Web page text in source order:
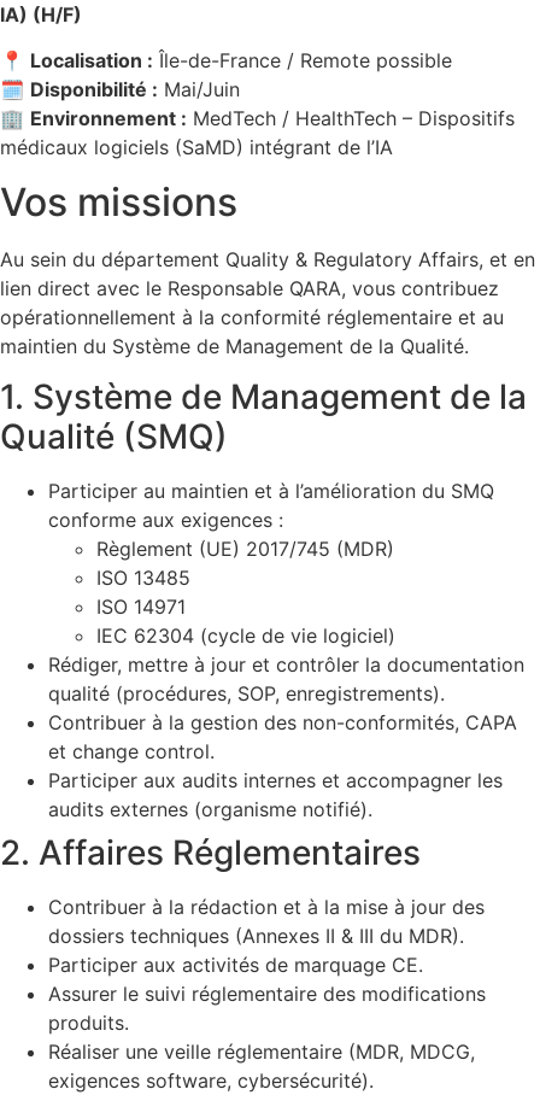
IA) (H/F)
📍 Localisation : Île-de-France / Remote possible
🗓 Disponibilité : Mai/Juin
🏢 Environnement : MedTech / HealthTech – Dispositifs
médicaux logiciels (SaMD) intégrant de l’IA
Vos missions
Au sein du département Quality & Regulatory Affairs, et en
lien direct avec le Responsable QARA, vous contribuez
opérationnellement à la conformité réglementaire et au
maintien du Système de Management de la Qualité.
1. Système de Management de la
Qualité (SMQ)
Participer au maintien et à l’amélioration du SMQ
conforme aux exigences :
Règlement (UE) 2017/745 (MDR)
ISO 13485
ISO 14971
IEC 62304 (cycle de vie logiciel)
Rédiger, mettre à jour et contrôler la documentation
qualité (procédures, SOP, enregistrements).
Contribuer à la gestion des non-conformités, CAPA
et change control.
Participer aux audits internes et accompagner les
audits externes (organisme notifié).
2. Affaires Réglementaires
Contribuer à la rédaction et à la mise à jour des
dossiers techniques (Annexes II & III du MDR).
Participer aux activités de marquage CE.
Assurer le suivi réglementaire des modifications
produits.
Réaliser une veille réglementaire (MDR, MDCG,
exigences software, cybersécurité).